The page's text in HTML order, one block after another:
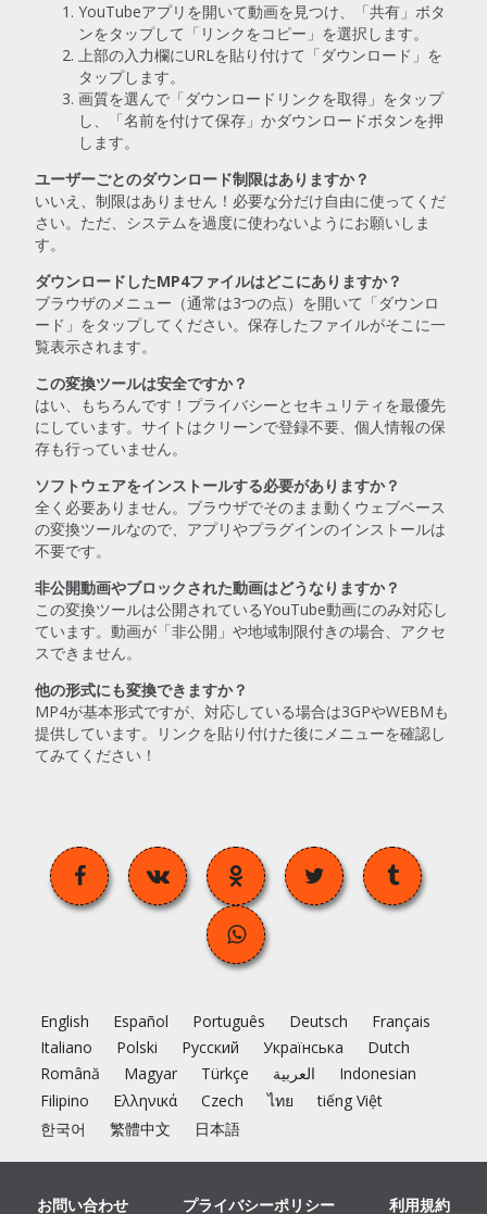
YouTubeアプリを開いて動画を見つけ、「共有」ボタ
ンをタップして「リンクをコピー」を選択します。
上部の入力欄にURLを貼り付けて「ダウンロード」を
タップします。
画質を選んで「ダウンロードリンクを取得」をタップ
し、「名前を付けて保存」かダウンロードボタンを押
します。
ユーザーごとのダウンロード制限はありますか？
いいえ、制限はありません！必要な分だけ自由に使ってくだ
さい。ただ、システムを過度に使わないようにお願いしま
す。
ダウンロードしたMP4ファイルはどこにありますか？
ブラウザのメニュー（通常は3つの点）を開いて「ダウンロ
ード」をタップしてください。保存したファイルがそこに一
覧表示されます。
この変換ツールは安全ですか？
はい、もちろんです！プライバシーとセキュリティを最優先
にしています。サイトはクリーンで登録不要、個人情報の保
存も行っていません。
ソフトウェアをインストールする必要がありますか？
全く必要ありません。ブラウザでそのまま動くウェブベース
の変換ツールなので、アプリやプラグインのインストールは
不要です。
非公開動画やブロックされた動画はどうなりますか？
この変換ツールは公開されているYouTube動画にのみ対応し
ています。動画が「非公開」や地域制限付きの場合、アクセ
スできません。
他の形式にも変換できますか？
MP4が基本形式ですが、対応している場合は3GPやWEBMも
提供しています。リンクを貼り付けた後にメニューを確認し
てみてください！
English Español Português Deutsch
Français
Italiano
Polski Русский Українська
Dutch
Română
Magyar Türkçe العربية
Indonesian
Filipino
Ελληνικά Czech ไทย
tiếng Việt
한국어
繁體中文 日本語
お問い合わせ プライバシーポリシー 利用規約